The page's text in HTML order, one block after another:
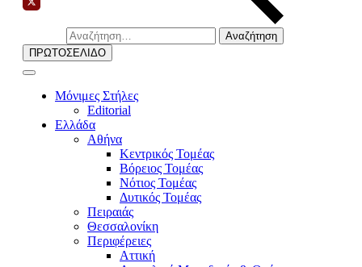
Αναζήτηση
για:
ΠΡΩΤΟΣΕΛΙΔΟ
Μόνιμες Στήλες
Editorial
Ελλάδα
Αθήνα
Κεντρικός Τομέας
Βόρειος Τομέας
Νότιος Τομέας
Δυτικός Τομέας
Πειραιάς
Θεσσαλονίκη
Περιφέρειες
Αττική